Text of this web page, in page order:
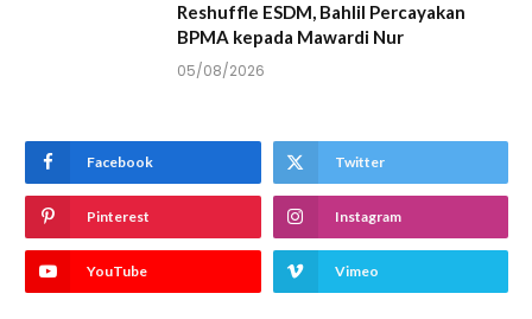
Reshuffle ESDM, Bahlil Percayakan
BPMA kepada Mawardi Nur
05/08/2026
Facebook Twitter
Pinterest Instagram
YouTube Vimeo